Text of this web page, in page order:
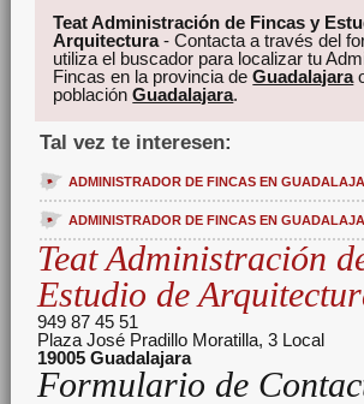
Teat Administración de Fincas y
Arquitectura- Contacta a través del
utiliza el buscador para localizar tu
Fincas en la provincia deGuadalajara
poblaciónGuadalajara.
Tal vez te interesen:
ADMINISTRADOR DE FINCAS EN
ADMINISTRADOR DE FINCAS EN
Teat Administración
Estudio de
949 87 45 51
Plaza José Pradillo Moratilla, 3 Local
19005 Guadalajara
Formulario de